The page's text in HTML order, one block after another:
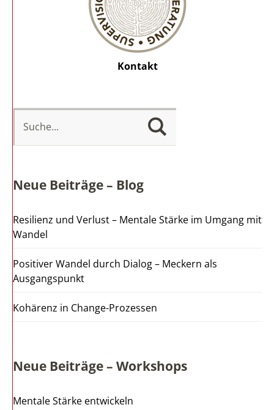
Kontakt
Neue Beiträge – Blog
Resilienz und Verlust – Mentale Stärke im Umgang mit
Wandel
Positiver Wandel durch Dialog – Meckern als
Ausgangspunkt
Kohärenz in Change-Prozessen
Neue Beiträge – Workshops
Mentale Stärke entwickeln